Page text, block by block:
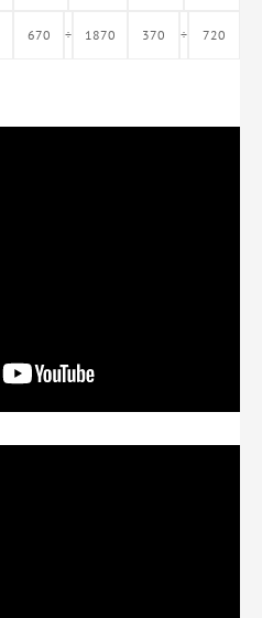
670 ÷ 1870 370 ÷ 720